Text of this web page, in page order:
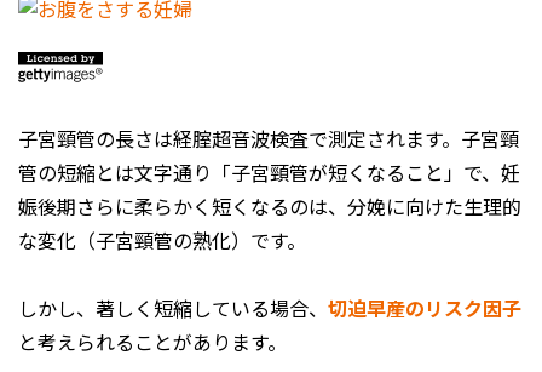
子宮頸管の長さは経腟超音波検査で測定されます。子宮頸
管の短縮とは文字通り「子宮頸管が短くなること」で、妊
娠後期さらに柔らかく短くなるのは、分娩に向けた生理的
な変化（子宮頸管の熟化）です。
しかし、著しく短縮している場合、 切迫早産のリスク因子
と考えられることがあります。